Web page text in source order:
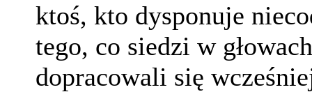
ktoś, kto dysponuje
tego, co siedzi w
dopracowali się